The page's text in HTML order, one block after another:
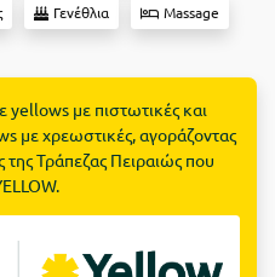
Γενέθλια Massage
yellows με πιστωτικές και
με χρεωστικές, αγοράζοντας
Τράπεζας Πειραιώς που